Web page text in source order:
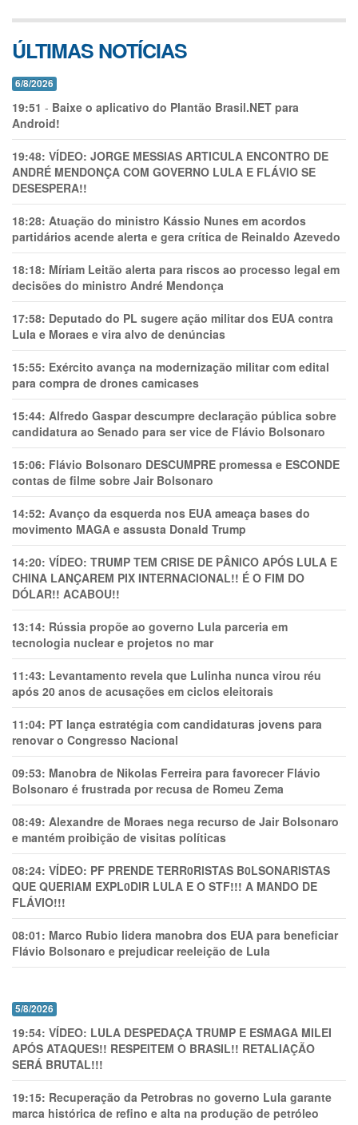
ÚLTIMAS NOTÍCIAS
6/8/2026
19:51 - Baixe o aplicativo do Plantão Brasil.NET para
Android!
19:48: VÍDEO: JORGE MESSIAS ARTICULA ENCONTRO DE
ANDRÉ MENDONÇA COM GOVERNO LULA E FLÁVIO SE
DESESPERA!!
18:28: Atuação do ministro Kássio Nunes em acordos
partidários acende alerta e gera crítica de Reinaldo Azevedo
18:18: Míriam Leitão alerta para riscos ao processo legal em
decisões do ministro André Mendonça
17:58: Deputado do PL sugere ação militar dos EUA contra
Lula e Moraes e vira alvo de denúncias
15:55: Exército avança na modernização militar com edital
para compra de drones camicases
15:44: Alfredo Gaspar descumpre declaração pública sobre
candidatura ao Senado para ser vice de Flávio Bolsonaro
15:06: Flávio Bolsonaro DESCUMPRE promessa e ESCONDE
contas de filme sobre Jair Bolsonaro
14:52: Avanço da esquerda nos EUA ameaça bases do
movimento MAGA e assusta Donald Trump
14:20: VÍDEO: TRUMP TEM CRlSE DE PÂNlCO APÓS LULA E
CHINA LANÇAREM PIX INTERNACIONAL!! É O FIM DO
DÓLAR!! ACABOU!!
13:14: Rússia propõe ao governo Lula parceria em
tecnologia nuclear e projetos no mar
11:43: Levantamento revela que Lulinha nunca virou réu
após 20 anos de acusações em ciclos eleitorais
11:04: PT lança estratégia com candidaturas jovens para
renovar o Congresso Nacional
09:53: Manobra de Nikolas Ferreira para favorecer Flávio
Bolsonaro é frustrada por recusa de Romeu Zema
08:49: Alexandre de Moraes nega recurso de Jair Bolsonaro
e mantém proibição de visitas políticas
08:24: VÍDEO: PF PRENDE TERR0RlSTAS B0LSONARlSTAS
QUE QUERIAM EXPL0DlR LULA E O STF!!! A MANDO DE
FLÁVIO!!!
08:01: Marco Rubio lidera manobra dos EUA para beneficiar
Flávio Bolsonaro e prejudicar reeleição de Lula
5/8/2026
19:54: VÍDEO: LULA DESPEDAÇA TRUMP E ESMAGA MILEI
APÓS ATAQUES!! RESPEITEM O BRASIL!! RETALIAÇÃO
SERÁ BRUTAL!!!
19:15: Recuperação da Petrobras no governo Lula garante
marca histórica de refino e alta na produção de petróleo